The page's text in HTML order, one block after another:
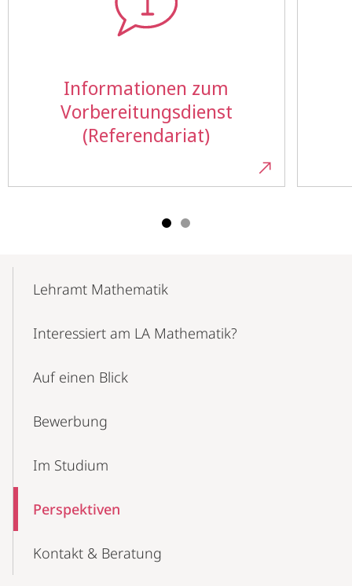
Informationen zum
Vorbereitungsdienst
(Referendariat)
NavigationLehramt Mathematik
Interessiert am LA Mathematik?
Auf einen Blick
Bewerbung
Im Studium
Perspektiven
Kontakt & Beratung